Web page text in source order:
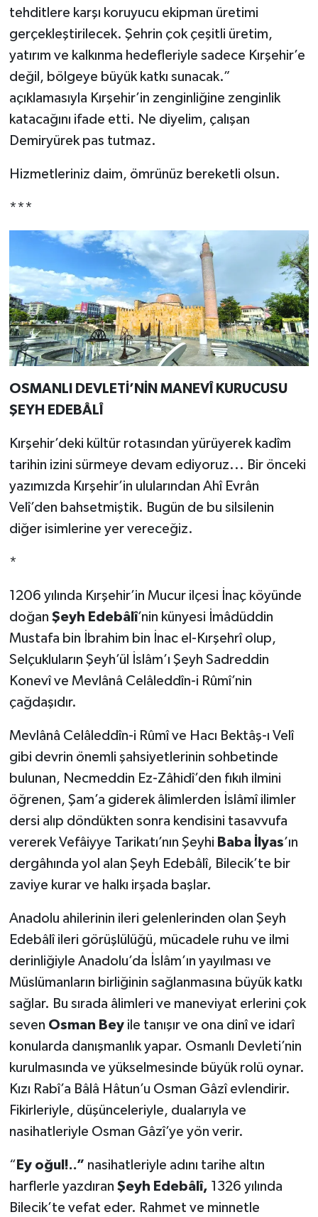
tehditlere karşı koruyucu ekipman üretimi
gerçekleştirilecek. Şehrin çok çeşitli üretim,
yatırım ve kalkınma hedefleriyle sadece Kırşehir’e
değil, bölgeye büyük katkı sunacak.”
açıklamasıyla Kırşehir’in zenginliğine zenginlik
katacağını ifade etti. Ne diyelim, çalışan
Demiryürek pas tutmaz.
Hizmetleriniz daim, ömrünüz bereketli olsun.
***
OSMANLI DEVLETİ’NİN MANEVÎ KURUCUSU
ŞEYH EDEBÂLÎ
Kırşehir’deki kültür rotasından yürüyerek kadîm
tarihin izini sürmeye devam ediyoruz... Bir önceki
yazımızda Kırşehir’in ulularından Ahî Evrân
Velî’den bahsetmiştik. Bugün de bu silsilenin
diğer isimlerine yer vereceğiz.
*
1206 yılında Kırşehir’in Mucur ilçesi İnaç köyünde
doğan Şeyh Edebâlî’nin künyesi İmâdüddin
Mustafa bin İbrahim bin İnac el-Kırşehrî olup,
Selçukluların Şeyh’ül İslâm’ı Şeyh Sadreddin
Konevî ve Mevlânâ Celâleddîn-i Rûmî’nin
çağdaşıdır.
Mevlânâ Celâleddîn-i Rûmî ve Hacı Bektâş-ı Velî
gibi devrin önemli şahsiyetlerinin sohbetinde
bulunan, Necmeddin Ez-Zâhidî’den fıkıh ilmini
öğrenen, Şam’a giderek âlimlerden İslâmî ilimler
dersi alıp döndükten sonra kendisini tasavvufa
vererek Vefâiyye Tarikatı’nın Şeyhi Baba İlyas’ın
dergâhında yol alan Şeyh Edebâlî, Bilecik’te bir
zaviye kurar ve halkı irşada başlar.
Anadolu ahilerinin ileri gelenlerinden olan Şeyh
Edebâlî ileri görüşlülüğü, mücadele ruhu ve ilmi
derinliğiyle Anadolu’da İslâm’ın yayılması ve
Müslümanların birliğinin sağlanmasına büyük katkı
sağlar. Bu sırada âlimleri ve maneviyat erlerini çok
seven Osman Beyile tanışır ve ona dinî ve idarî
konularda danışmanlık yapar. Osmanlı Devleti’nin
kurulmasında ve yükselmesinde büyük rolü oynar.
Kızı Rabî’a Bâlâ Hâtun’u Osman Gâzî evlendirir.
Fikirleriyle, düşünceleriyle, dualarıyla ve
nasihatleriyle Osman Gâzî’ye yön verir.
“ Ey oğul!..” nasihatleriyle adını tarihe altın
harflerle yazdıran Şeyh Edebâlî, 1326 yılında
Bilecik’te vefat eder. Rahmet ve minnetle